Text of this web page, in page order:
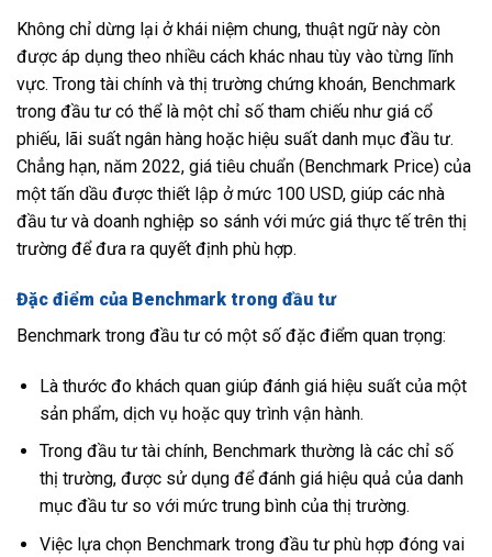
Không chỉ dừng lại ở khái niệm chung, thuật ngữ này còn
được áp dụng theo nhiều cách khác nhau tùy vào từng lĩnh
vực. Trong tài chính và thị trường chứng khoán, Benchmark
trong đầu tư có thể là một chỉ số tham chiếu như giá cổ
phiếu, lãi suất ngân hàng hoặc hiệu suất danh mục đầu tư.
Chẳng hạn, năm 2022, giá tiêu chuẩn (Benchmark Price) của
một tấn dầu được thiết lập ở mức 100 USD, giúp các nhà
đầu tư và doanh nghiệp so sánh với mức giá thực tế trên thị
trường để đưa ra quyết định phù hợp.
Đặc điểm của Benchmark trong đầu tư
Benchmark trong đầu tư có một số đặc điểm quan trọng:
Là thước đo khách quan giúp đánh giá hiệu suất của một
sản phẩm, dịch vụ hoặc quy trình vận hành.
Trong đầu tư tài chính, Benchmark thường là các chỉ số
thị trường, được sử dụng để đánh giá hiệu quả của danh
mục đầu tư so với mức trung bình của thị trường.
Việc lựa chọn Benchmark trong đầu tư phù hợp đóng vai